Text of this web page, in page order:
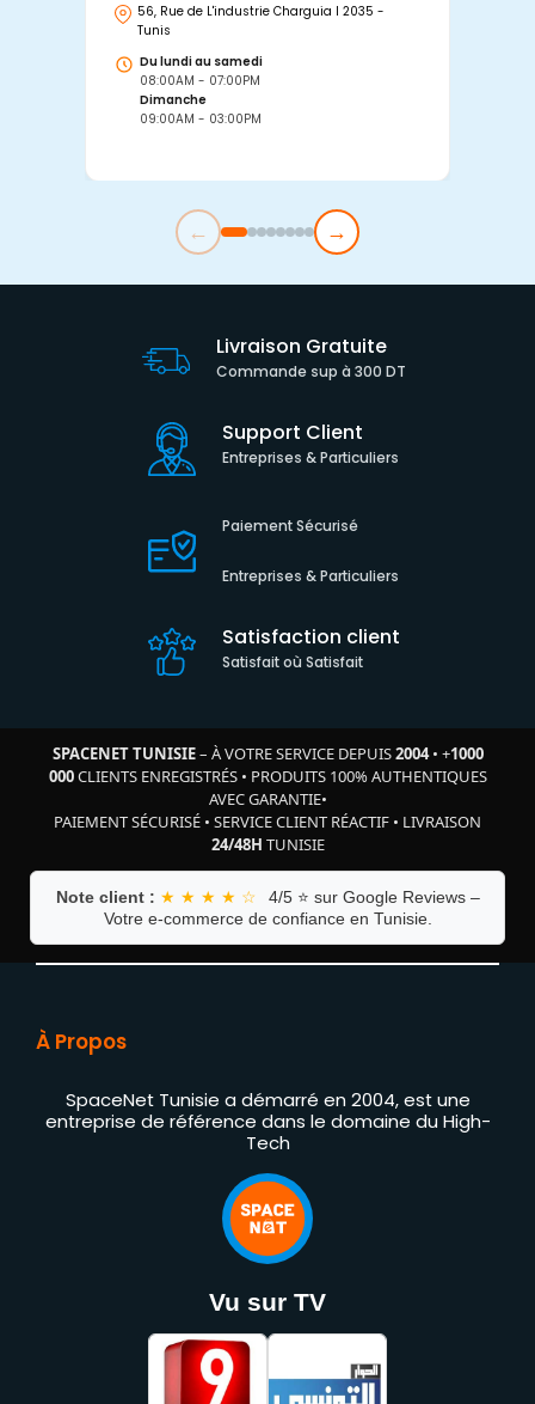
56, Rue de L'industrie Charguia I 2035 -
Tunis
Du lundi au samedi
08:00AM - 07:00PM
Dimanche
09:00AM - 03:00PM
← →
Livraison Gratuite
Commande sup à 300 DT
Support Client
Entreprises & Particuliers
Paiement Sécurisé
Entreprises & Particuliers
Satisfaction client
Satisfait où Satisfait
SPACENET TUNISIE– À VOTRE SERVICE DEPUIS2004• +1000
000CLIENTS ENREGISTRÉS• PRODUITS 100% AUTHENTIQUES
AVEC GARANTIE•
PAIEMENT SÉCURISÉ • SERVICE CLIENT RÉACTIF • LIVRAISON
24/48H TUNISIE
Note client : ★ ★ ★ ★ ☆
4/5 ⭐ sur Google Reviews –
Votre e-commerce de confiance en Tunisie.
À Propos
SpaceNet Tunisie a démarré en 2004, est une
entreprise de référence dans le domaine du High-
Tech
Vu sur TV